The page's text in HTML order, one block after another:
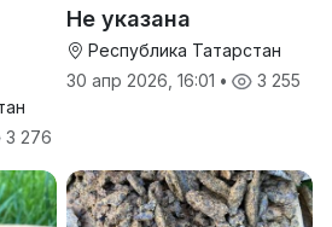
3 276
Не указана
Республика Татарстан
30 апр 2026, 16:01 • 3 255